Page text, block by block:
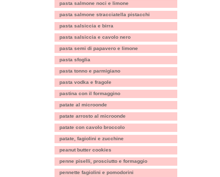
pasta salmone noci e limone
pasta salmone stracciatella pistacchi
pasta salsiccia e birra
pasta salsiccia e cavolo nero
pasta semi di papavero e limone
pasta sfoglia
pasta tonno e parmigiano
pasta vodka e fragole
pastina con il formaggino
patate al microonde
patate arrosto al microonde
patate con cavolo broccolo
patate, fagiolini e zucchine
peanut butter cookies
penne piselli, prosciutto e formaggio
pennette fagiolini e pomodorini